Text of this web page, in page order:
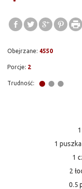
Obejrzane: 4550
Porcje: 2
Trudność:
1 puszka
1
2
0.5